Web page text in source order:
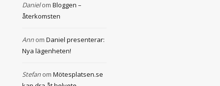
Danielom Bloggen –
återkomsten
Ann om Daniel presenterar:
Nya lägenheten!
Stefan om Mötesplatsen.se